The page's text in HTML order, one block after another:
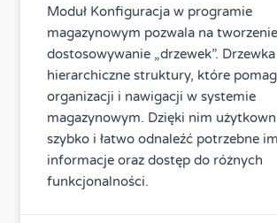
Moduł Konfiguracja w programie
magazynowym pozwala na
dostosowywanie „drzewek”.
hierarchiczne struktury, które
organizacji i nawigacji w systemie
magazynowym. Dzięki nim
szybko i łatwo odnaleźć potrzebne im
informacje oraz dostęp do różnych
funkcjonalności.